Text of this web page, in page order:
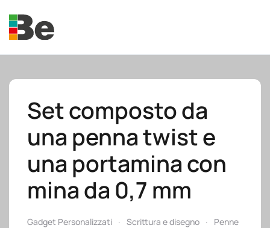
Skip to main content
Set composto da
una penna twist e
una portamina con
mina da 0,7 mm
Gadget Personalizzati Scrittura e disegno
Penne